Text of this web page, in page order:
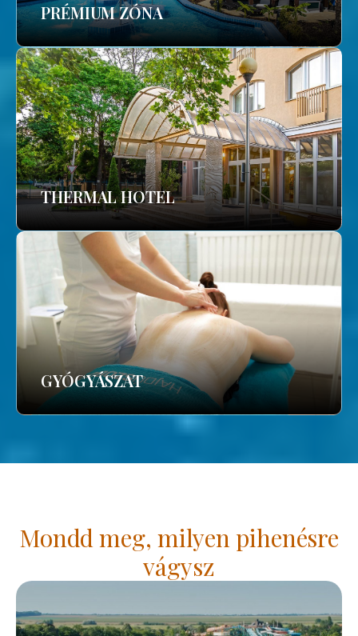
PRÉMIUM ZÓNA
THERMAL HOTEL
GYÓGYÁSZAT
Mondd meg, milyen pihenésre
vágysz